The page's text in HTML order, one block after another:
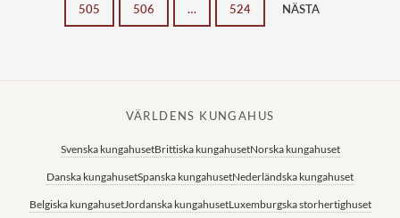
505 506 … 524 NÄSTA
VÄRLDENS KUNGAHUS
Svenska kungahusetBrittiska kungahusetNorska kungahuset
Danska kungahusetSpanska kungahusetNederländska kungahuset
Belgiska kungahusetJordanska kungahusetLuxemburgska storhertighuset